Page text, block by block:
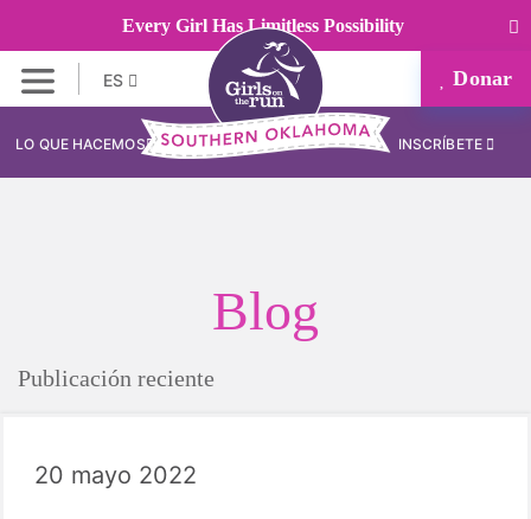
Every Girl Has Limitless Possibility
ES Donar
LO QUE HACEMOS INSCRÍBETE
Blog
Publicación reciente
20 mayo 2022